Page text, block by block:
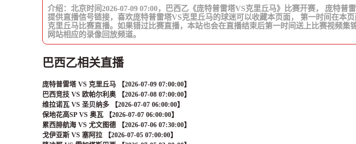
介绍：北京时间2026-07-09 07:00，巴西乙《庞特普雷塔VS克里丘马》比赛开赛， 庞特普
提供直播信号链接，喜欢庞特普雷塔VS克里丘马的球迷可以收藏本页面， 第一时间在本
克里丘马比赛直播。如果错过比赛直播，本站也会在直播结束后第一时间送上比赛视频集
网站相应的录像回放频道。
巴西乙相关直播
庞特普雷塔 VS 克里丘马 【2026-07-09 07:00:00】
巴西竞技 VS 欧帕尔利奥 【2026-07-08 07:00:00】
维拉诺瓦 VS 圣贝纳多 【2026-07-07 06:00:00】
保地花高SP VS 奥瓦 【2026-07-07 06:00:00】
累西腓航海 VS 尤文图德 【2026-07-06 07:30:00】
戈伊亚斯 VS 塞阿拉 【2026-07-05 07:00:00】